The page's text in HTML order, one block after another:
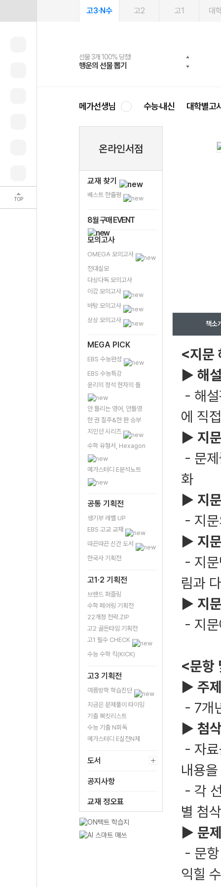
TOP
고3·N수 고2 고1 대
선물 3개 100% 당첨!
행운의 선물 뽑기
선물 100% 증정!
메가스터디 X 올리브
여름방학 스터디 캐시백
메가런 썸머스쿨
2027 러셀 단과
강사 공개선발
스마트러닝앱
설문 EVENT
메가패스
3일 무료 체험권
메가패스 수강생 무료혜택!
메가클럽 멤버십
사회공헌 캠페인
희망이룸 메가나눔
메가선생님 수능·내신 대학별고
온라인서점
교재 찾기
베스트 한줄평
8월 구매 EVENT
모의고사
OMEGA 모의고사
전대실모
다상다독 모의고사
이감 모의고사
바탕 모의고사
상상 모의고사
MEGA PICK
EBS 수능완성
EBS 수능특강
윤리의 정석 현자의 돌
안 틀리는 영어, 안틀영
한 권 질주&한 판 승부
지인선 시리즈
수학 유형서, Hexagon
메가스터디 E분석노트
공통 기획전
생기부 레벨 UP
EBS 고교 교재
따끈따끈 신간 도서
한국사 기획전
고1·2 기획전
브랜드 퍼즐링
수학 페어링 기획전
22개정 전략.ZIP
고2 골든타임 기획전
고1 필수 CHECK
수능 수학 킥(KICK)
고3 기획전
여름방학 학습진단
지금은 문제풀이 타이밍
기출 북킷리스트
수능 기출 N회독
메가스터디 E실전N제
도서
공지사항
교재 정오표
책소
<지문
▶ 해
- 해
에 직
▶ 지
- 문
화
▶ 지
- 지
▶ 지
- 지문
림과
▶ 지
- 지
<문항
▶ 주
- 7개
▶ 첨
- 자
내용
- 각
별 첨
▶ 문
- 문
익힐